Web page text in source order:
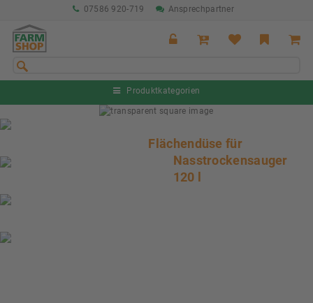
07586 920-719 Ansprechpartner
Produktkategorien
Flächendüse für
Nasstrockensauger
120 l